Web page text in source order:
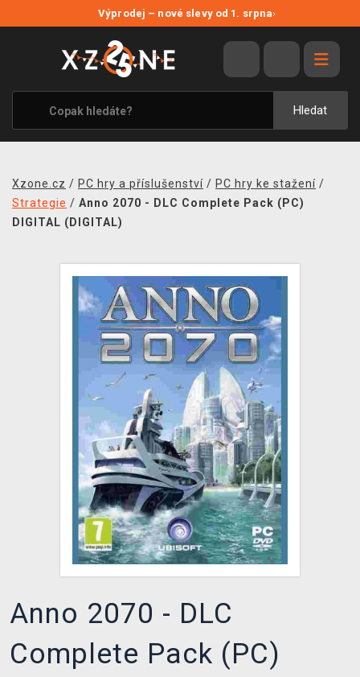
Výprodej – nové slevy od 1. srpna›
Hledat
VÝPRODEJ
VIDEOHRY
XZONE ORIGINALS
TÉMATIKY
MERCHANDISE
KONTAKT
XZONE KLUB
TCG & BOARDGAME HUB
VÝKUP HER (BAZAR)
Xzone.cz / PC hry a příslušenství / PC hry ke stažení /
Strategie / Anno 2070 - DLC Complete Pack (PC)
DIGITAL (DIGITAL)
Anno 2070 - DLC
Complete Pack (PC)